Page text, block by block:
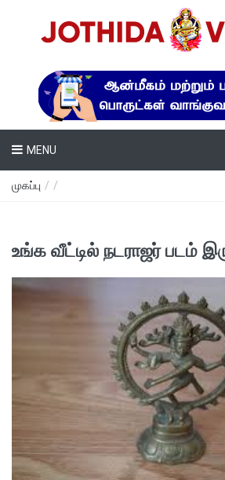
MENU
முகப்பு / /
உங்க வீட்டில் நடராஜர் படம்